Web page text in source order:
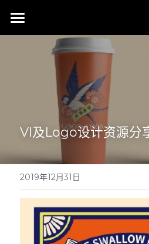
首页
行业成就
同行赞誉
荣膺奖项
关于我们
联系我们
搜索
VI及Logo设计资源分
2019年12月31日